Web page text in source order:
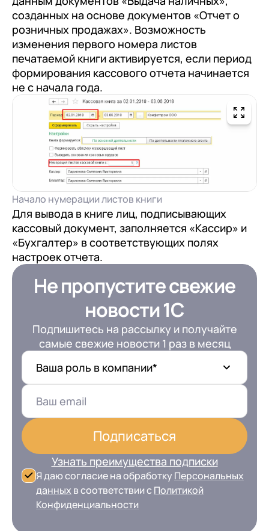
созданных на основе документов «Отчет о
розничных продажах». Возможность
изменения первого номера листов
печатаемой книги активируется, если период
формирования кассового отчета начинается
не с начала года.
Начало нумерации листов книги
Для вывода в книге лиц, подписывающих
кассовый документ, заполняется «Кассир» и
«Бухгалтер» в соответствующих полях
настроек отчета.
Не пропустите свежие
новости 1С
Подпишитесь на рассылку и получайте
самые свежие новости 1 раз в месяц
Ваша роль в компании*
Подписаться
Узнать преимущества подписки
Я даю согласие на обработку Персональных
данных в соответствии сПолитикой
Конфиденциальности